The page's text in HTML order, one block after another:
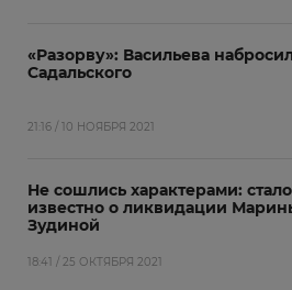
«Разорву»: Васильева
Садальского
21:16 / 10 НОЯБРЯ 2021
Не сошлись характерами: стало
известно о ликвидации
Зудиной
18:41 / 25 ОКТЯБРЯ 2021